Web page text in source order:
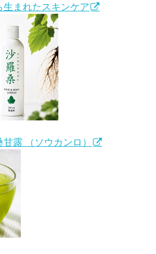
まれたスキンケア
露 （ソウカンロ）